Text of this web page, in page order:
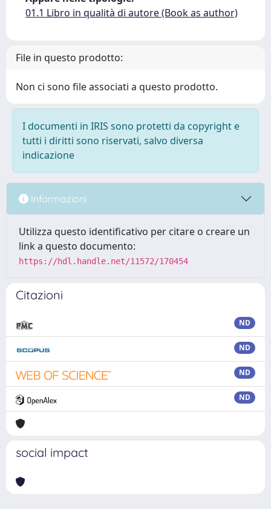
01.1 Libro in qualità di autore (Book as author)
File in questo prodotto:
Non ci sono file associati a questo prodotto.
I documenti in IRIS sono protetti da copyright e
tutti i diritti sono riservati, salvo diversa
indicazione
Informazioni
Utilizza questo identificativo per citare o creare un
link a questo documento:
https://hdl.handle.net/11572/170454
Citazioni
ND
ND
ND
ND
social impact